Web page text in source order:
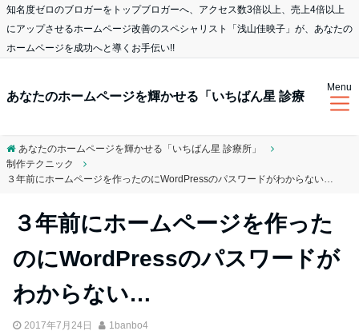
知名度ゼロのブロガーをトップブロガーへ、アクセス数3倍以上、売上4倍以上
にアップさせるホームページ改善のスペシャリスト「浅山佳映子」が、あなたの
ホームページを成功へと導くお手伝い!!
あなたのホームページを輝かせる「いちばん星 診療
所」
Menu
あなたのホームページを輝かせる「いちばん星 診療所」
制作テクニック
３年前にホームページを作ったのにWordPressのパスワードがわからない…
３年前にホームページを作った
のにWordPressのパスワードが
わからない…
2017年7月24日 1banbo4